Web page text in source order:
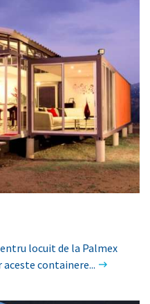
locuit de la Palmex
containere...